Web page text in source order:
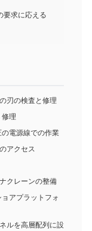
要求に応える
刃の検査と修理
修理
の電源線での作業
アクセス
クレーンの整備
アプラットフォ
ルを高層配列に設